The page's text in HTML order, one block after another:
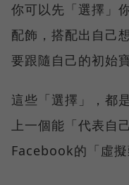
你可以先「選擇」
配飾，搭配出自己
要跟隨自己的初始
這些「選擇」，都
上一個能「代表自
Facebook的「虛